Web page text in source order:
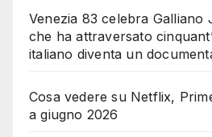
Venezia 83 celebra Galliano
che ha attraversato
italiano diventa un
Cosa vedere su Netflix,
a giugno 2026